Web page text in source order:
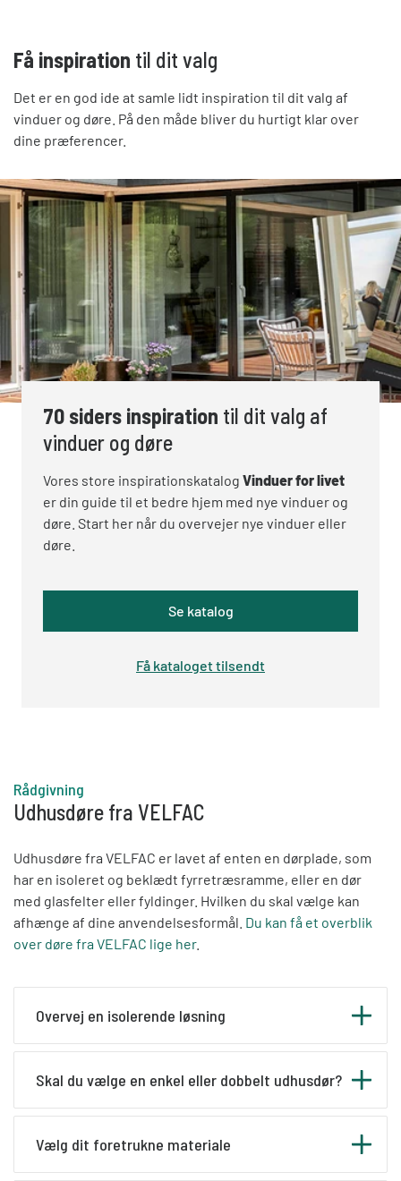
Få inspiration til dit valg
Det er en god ide at samle lidt inspiration til dit valg af
vinduer og døre. På den måde bliver du hurtigt klar over
dine præferencer.
70 siders inspiration til dit valg af
vinduer og døre
Vores store inspirationskatalog Vinduer for livet
er din guide til et bedre hjem med nye vinduer og
døre. Start her når du overvejer nye vinduer eller
døre.
Se katalog
Få kataloget tilsendt
Rådgivning
Udhusdøre fra VELFAC
Udhusdøre fra VELFAC er lavet af enten en dørplade, som
har en isoleret og beklædt fyrretræsramme, eller en dør
med glasfelter eller fyldinger. Hvilken du skal vælge kan
afhænge af dine anvendelsesformål. Du kan få et overblik
over døre fra VELFAC lige her.
Overvej en isolerende løsning
Et udhus, som også kan betegnes som et skur, er
en lille bygning, der tjener til at opfylde dit behov
for ekstra opbevaringsplads eller til at realisere
din drøm om et værksted eller hobbyrum. Disse
rum anvendes ofte til kreative projekter eller
Skal du vælge en enkel eller dobbelt udhusdør?
Når du skal vælge din nye udhusdør, kan du vælge
mellem en enkelt dør eller en dobbelt dør. En
Vælg dit foretrukne materiale